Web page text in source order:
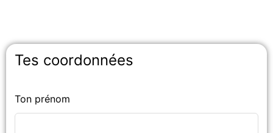
Tes coordonnées
Ton prénom